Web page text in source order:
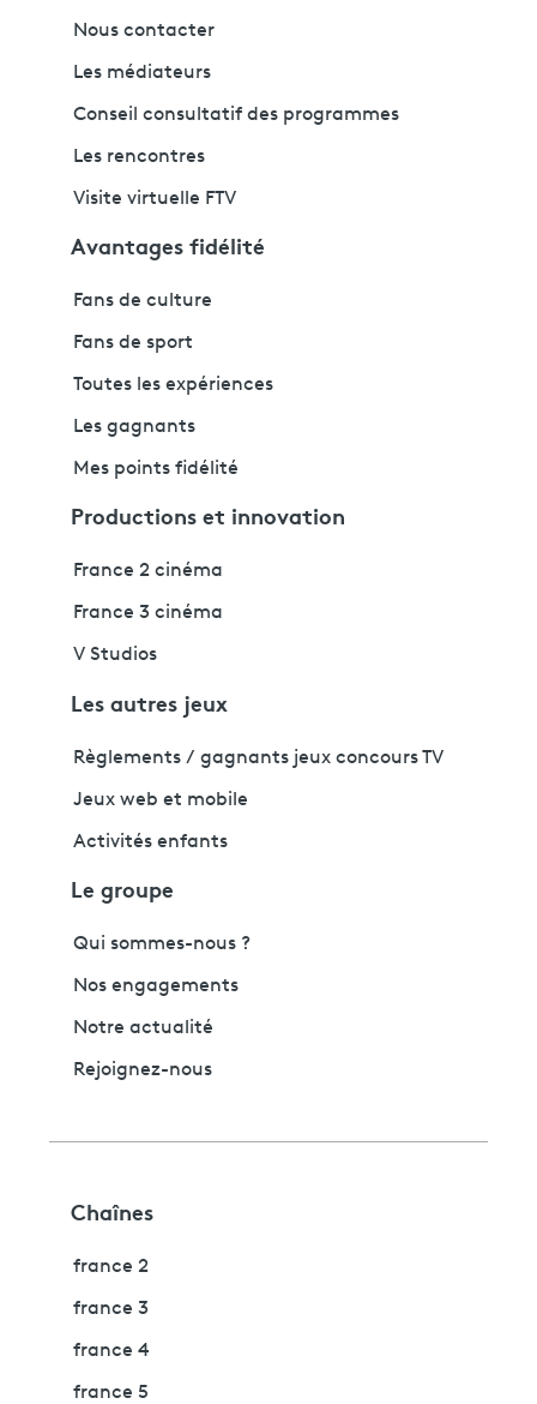
Nous contacter
Les médiateurs
Conseil consultatif des programmes
Les rencontres
Visite virtuelle FTV
Avantages fidélité
Fans de culture
Fans de sport
Toutes les expériences
Les gagnants
Mes points fidélité
Productions et innovation
France 2 cinéma
France 3 cinéma
V Studios
Les autres jeux
Règlements / gagnants jeux concours TV
Jeux web et mobile
Activités enfants
Le groupe
Qui sommes-nous ?
Nos engagements
Notre actualité
Rejoignez-nous
Chaînes
france 2
france 3
france 4
france 5